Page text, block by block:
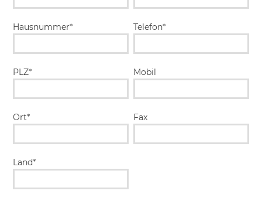
Hausnummer*
PLZ*
Ort*
Land*
Telefon*
Mobil
Fax